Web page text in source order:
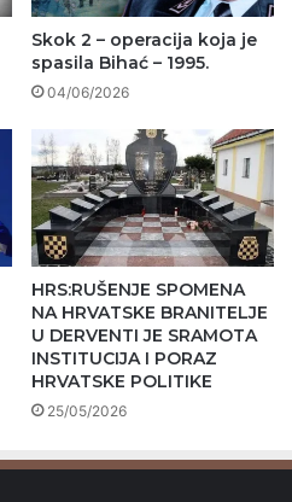
Skok 2 – operacija koja je
spasila Bihać – 1995.
04/06/2026
HRS:RUŠENJE SPOMENA
NA HRVATSKE BRANITELJE
U DERVENTI JE SRAMOTA
INSTITUCIJA I PORAZ
HRVATSKE POLITIKE
25/05/2026